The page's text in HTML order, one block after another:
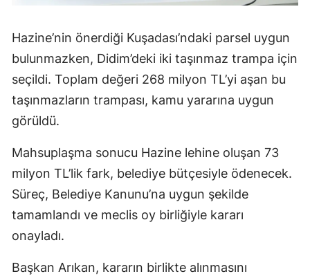
Hazine’nin önerdiği Kuşadası’ndaki parsel uygun
bulunmazken, Didim’deki iki taşınmaz trampa için
seçildi. Toplam değeri 268 milyon TL’yi aşan bu
taşınmazların trampası, kamu yararına uygun
görüldü.
Mahsuplaşma sonucu Hazine lehine oluşan 73
milyon TL’lik fark, belediye bütçesiyle ödenecek.
Süreç, Belediye Kanunu’na uygun şekilde
tamamlandı ve meclis oy birliğiyle kararı
onayladı.
Başkan Arıkan, kararın birlikte alınmasını